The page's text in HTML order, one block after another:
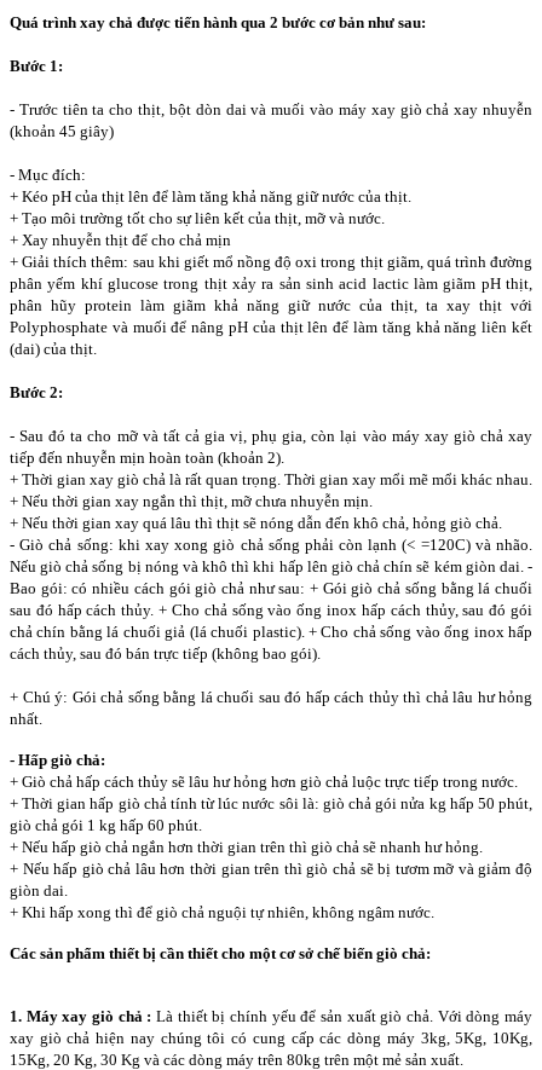
Quá trình xay chả được tiến hành qua 2 bước cơ bản như sau:
Bước 1:
- Trước tiên ta cho thịt, bột dòn dai và muối vào máy xay giò chả xay nhuyễn
(khoản 45 giây)
- Mục đích:
+ Kéo pH của thịt lên để làm tăng khả năng giữ nước của thịt.
+ Tạo môi trường tốt cho sự liên kết của thịt, mỡ và nước.
+ Xay nhuyễn thịt để cho chả mịn
+ Giải thích thêm: sau khi giết mổ nồng độ oxi trong thịt giãm, quá trình đường
phân yếm khí glucose trong thịt xảy ra sản sinh acid lactic làm giãm pH thịt,
phân hũy protein làm giãm khả năng giữ nước của thịt, ta xay thịt với
Polyphosphate và muối để nâng pH của thịt lên để làm tăng khả năng liên kết
(dai) của thịt.
Bước 2:
- Sau đó ta cho mỡ và tất cả gia vị, phụ gia, còn lại vào máy xay giò chả xay
tiếp đến nhuyễn mịn hoàn toàn (khoản 2).
+ Thời gian xay giò chả là rất quan trọng. Thời gian xay mổi mẽ mổi khác nhau.
+ Nếu thời gian xay ngắn thì thịt, mỡ chưa nhuyễn mịn.
+ Nếu thời gian xay quá lâu thì thịt sẽ nóng dẫn đến khô chả, hỏng giò chả.
- Giò chả sống: khi xay xong giò chả sống phải còn lạnh (< =120C) và nhão.
Nếu giò chả sống bị nóng và khô thì khi hấp lên giò chả chín sẽ kém giòn dai. -
Bao gói: có nhiều cách gói giò chả như sau: + Gói giò chả sống bằng lá chuối
sau đó hấp cách thủy. + Cho chả sống vào ống inox hấp cách thủy, sau đó gói
chả chín bằng lá chuối giả (lá chuối plastic). + Cho chả sống vào ống inox hấp
cách thủy, sau đó bán trực tiếp (không bao gói).
+ Chú ý: Gói chả sống bằng lá chuối sau đó hấp cách thủy thì chả lâu hư hỏng
nhất.
- Hấp giò chả:
+ Giò chả hấp cách thủy sẽ lâu hư hỏng hơn giò chả luộc trực tiếp trong nước.
+ Thời gian hấp giò chả tính từ lúc nước sôi là: giò chả gói nửa kg hấp 50 phút,
giò chả gói 1 kg hấp 60 phút.
+ Nếu hấp giò chả ngắn hơn thời gian trên thì giò chả sẽ nhanh hư hỏng.
+ Nếu hấp giò chả lâu hơn thời gian trên thì giò chả sẽ bị tươm mỡ và giảm độ
giòn dai.
+ Khi hấp xong thì để giò chả nguội tự nhiên, không ngâm nước.
Các sản phẩm thiết bị cần thiết cho một cơ sở chế biến giò chả:
1. Máy xay giò chả : Là thiết bị chính yếu để sản xuất giò chả. Với dòng máy
xay giò chả hiện nay chúng tôi có cung cấp các dòng máy 3kg, 5Kg, 10Kg,
15Kg, 20 Kg, 30 Kg và các dòng máy trên 80kg trên một mẻ sản xuất.